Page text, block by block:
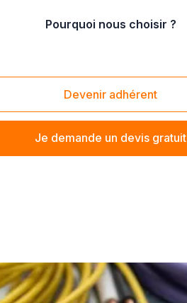
Pourquoi nous choisir ?
Devenir adhérent
Je demande un devis gratuit